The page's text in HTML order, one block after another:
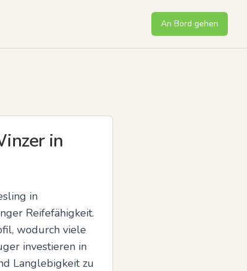
An Bord gehen
in
in
Reifefähigkeit.
wodurch viele
investieren in
Langlebigkeit zu